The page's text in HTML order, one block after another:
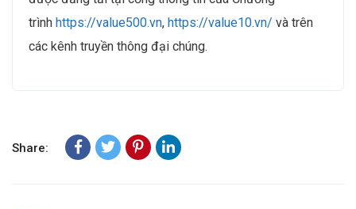
trình https://value500.vn, https://value10.vn/ và trên
các kênh truyền thông đại chúng.
Share: